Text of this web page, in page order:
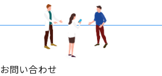
お問い合わせ